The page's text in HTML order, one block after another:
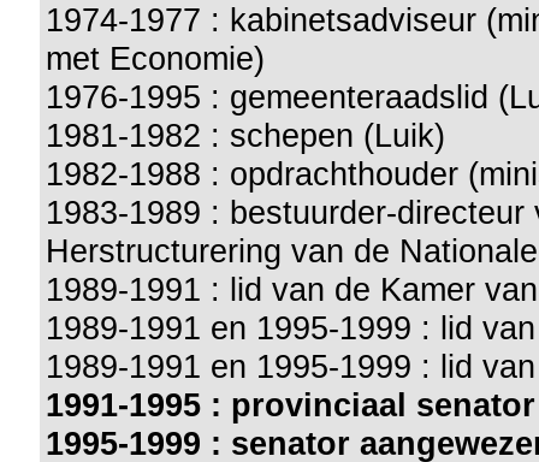
1974-1977 : kabinetsadviseur
met Economie)
1976-1995 : gemeenteraadslid
1981-1982 : schepen (Luik)
1982-1988 : opdrachthouder
1983-1989 : bestuurder-
Herstructurering van de
1989-1991 : lid van de Kamer
1989-1991 en 1995-1999 : lid
1989-1991 en 1995-1999 : lid
1991-1995 : provinciaal
1995-1999 : senator